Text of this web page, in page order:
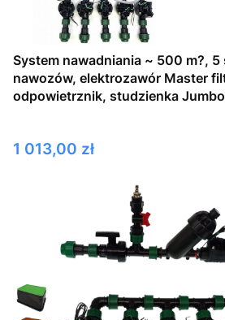
System nawadniania ~ 500 m?,
nawozów, elektrozawór Master
odpowietrznik, studzienka Jumbo
Cena
1 013,00 zł